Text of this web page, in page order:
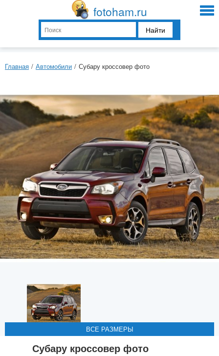
fotoham.ru
Найти
Главная / Автомобили / Субару кроссовер фото
ВСЕ РАЗМЕРЫ
ВСЕ РАЗМЕРЫ
ВСЕ РАЗМЕРЫ
ВСЕ РАЗМЕРЫ
Субару кроссовер фото